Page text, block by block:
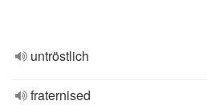
untröstlich
fraternised